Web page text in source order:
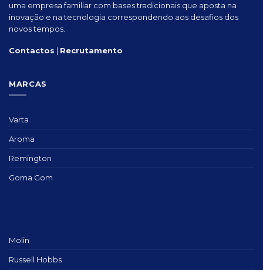
uma empresa familiar com bases tradicionais que aposta na
inovação e na tecnologia correspondendo aos desafios dos
novos tempos.
Contactos | Recrutamento
MARCAS
Varta
Aroma
Remington
Goma Gom
Molin
Russell Hobbs